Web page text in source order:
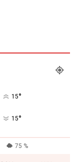
15°
15°
75 %